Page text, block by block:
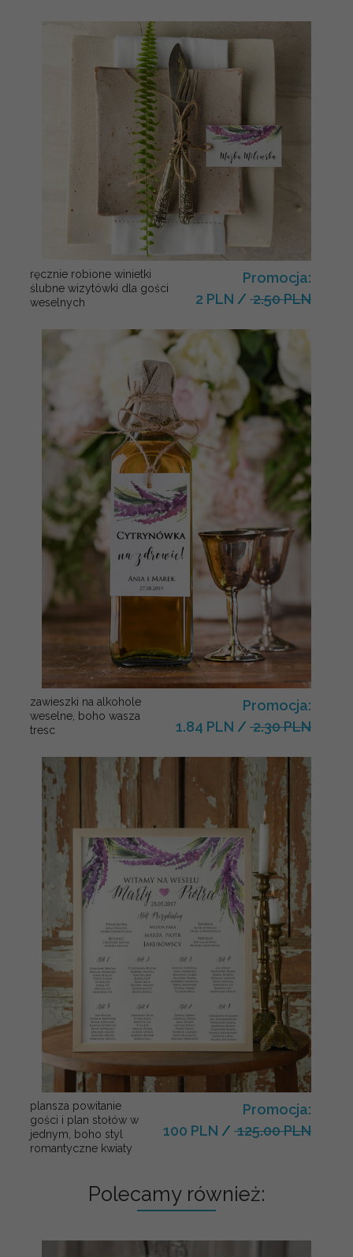
ręcznie robione winietki
ślubne wizytówki dla gości
weselnych
Promocja:
2 PLN / 2.50 PLN
zawieszki na alkohole
weselne, boho wasza
tresc
Promocja:
1.84 PLN / 2.30 PLN
plansza powitanie
gości i plan stołów w
jednym, boho styl
romantyczne kwiaty
Promocja:
100 PLN / 125.00 PLN
Polecamy również: